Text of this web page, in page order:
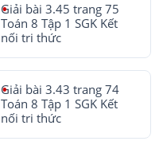
Giải bài 3.45 trang 75
Toán 8 Tập 1 SGK Kết
nối tri thức
Giải bài 3.43 trang 74
Toán 8 Tập 1 SGK Kết
nối tri thức